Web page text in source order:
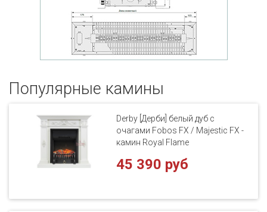
Популярные кaмины
Derby [Дерби] белый дуб с
очагами Fobos FX / Majestic FX -
камин Royal Flame
45 390 руб